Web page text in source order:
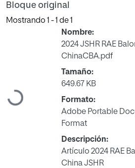
Bloque original
Mostrando 1 - 1 de 1
Cargando...
Nombre:
2024 JSHR RAE
ChinaCBA.pdf
Tamaño:
649.67 KB
Formato:
Adobe Portable
Format
Descripción:
Artículo 2024 RAE
China JSHR